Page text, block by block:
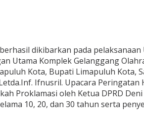
dikibarkan pada
Utama Komplek Gelanggang
Kota, Bupati Limapuluh
Ifnusril. Upacara
Proklamasi oleh Ketua DPRD
10, 20, dan 30 tahun serta